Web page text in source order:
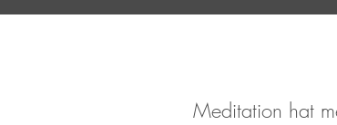
Meditation hat